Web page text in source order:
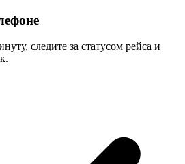
следите за статусом рейса и